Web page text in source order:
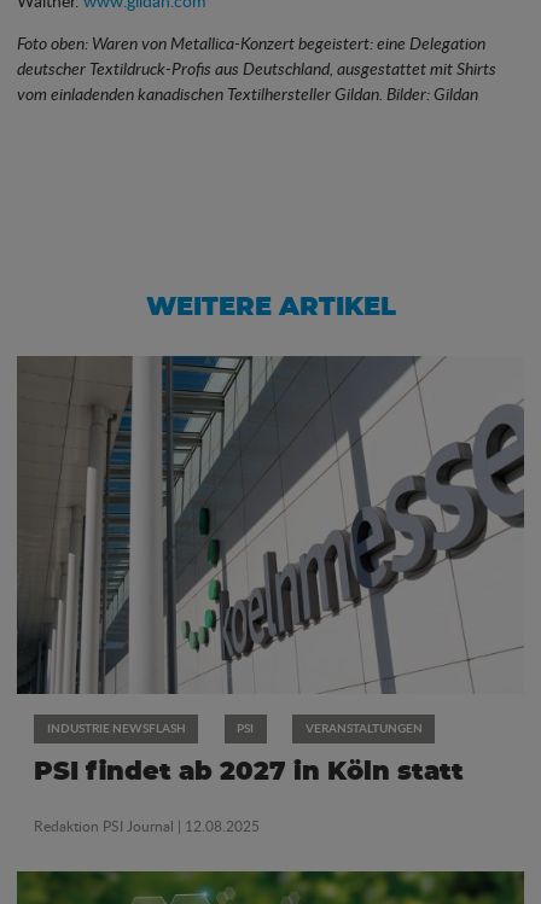
Foto oben: Waren von Metallica-Konzert begeistert: eine Delegation
deutscher Textildruck-Profis aus Deutschland, ausgestattet mit Shirts
vom einladenden kanadischen Textilhersteller Gildan. Bilder: Gildan
WEITERE ARTIKEL
INDUSTRIE NEWSFLASH PSI VERANSTALTUNGEN
PSI findet ab 2027 in Köln statt
Redaktion PSI Journal | 12.08.2025